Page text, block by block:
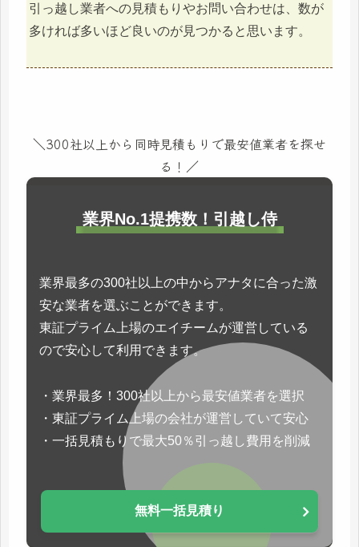
引っ越し業者への見積もりやお問い合わせは、数が
多ければ多いほど良いのが見つかると思います。
＼300社以上から同時見積もりで最安値業者を探せ
る！／
業界No.1提携数！引越し侍
業界最多の300社以上の中からアナタに合った激
安な業者を選ぶことができます。
東証プライム上場のエイチームが運営している
ので安心して利用できます。
・業界最多！300社以上から最安値業者を選択
・東証プライム上場の会社が運営していて安心
・一括見積もりで最大50％引っ越し費用を削減
無料一括見積り